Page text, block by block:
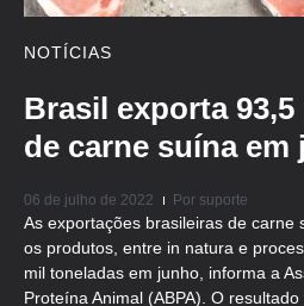
NOTÍCIAS
Brasil exporta
de carne suína em
06 de julho de 2022 Por suporte
As exportações brasileiras de carne
os produtos, entre in natura e
mil toneladas em junho, informa a
Proteína Animal (ABPA). O